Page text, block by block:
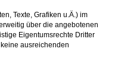
Texte, Grafiken u.Ä.) im
über die angebotenen
Eigentumsrechte Dritter
ausreichenden